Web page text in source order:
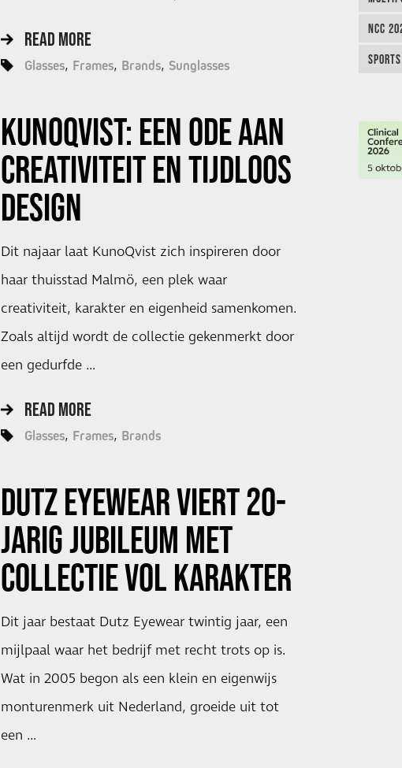
READ MORE
Glasses Frames Brands Sunglasses
KUNOQVIST: EEN ODE AAN
CREATIVITEIT EN TIJDLOOS
DESIGN
Dit najaar laat KunoQvist zich inspireren door
haar thuisstad Malmö, een plek waar
creativiteit, karakter en eigenheid samenkomen.
Zoals altijd wordt de collectie gekenmerkt door
een gedurfde …
READ MORE
Glasses Frames Brands
DUTZ EYEWEAR VIERT 20-
JARIG JUBILEUM MET
COLLECTIE VOL KARAKTER
Dit jaar bestaat Dutz Eyewear twintig jaar, een
mijlpaal waar het bedrijf met recht trots op is.
Wat in 2005 begon als een klein en eigenwijs
monturenmerk uit Nederland, groeide uit tot
een …
NCC